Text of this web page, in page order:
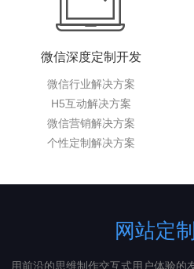
微信深度定制开发
微信行业解决方案
H5互动解决方案
微信营销解决方案
个性定制解决方案
网站定
用前沿的思维制作交互式用户体验的